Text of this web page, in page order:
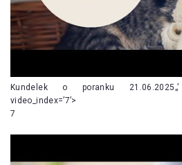
Kundelek o poranku
video_index=’7’>
7